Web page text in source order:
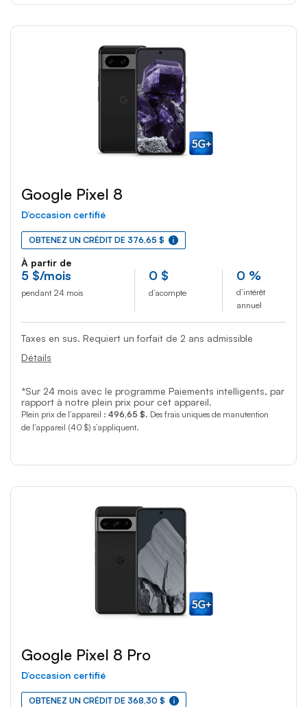
Google Pixel 8
D’occasion certifié
OBTENEZ UN CRÉDIT DE 376,65 $
À partir de
5 $/mois
pendant 24 mois
0 $
d’acompte
0 %
d’intérêt
annuel
Taxes en sus. Requiert un forfait de 2 ans admissible
Détails
*Sur 24 mois avec le programme Paiements intelligents, par
rapport à notre plein prix pour cet appareil.
Plein prix de l’appareil : 496,65 $. Des frais uniques de manutention
de l'appareil (40 $) s’appliquent.
Google Pixel 8 Pro
D’occasion certifié
OBTENEZ UN CRÉDIT DE 368,30 $